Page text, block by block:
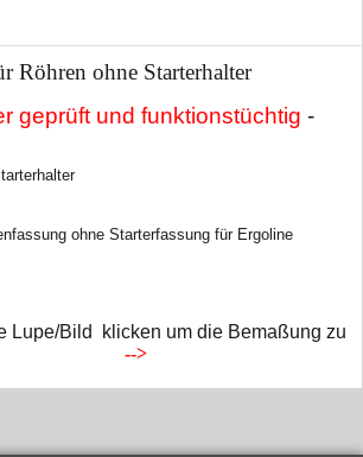
Röhren ohne Starterhalter
geprüft und funktionstüchtig -
ohne Starterfassung für Ergoline
Lupe/Bild klicken um die Bemaßung zu
-->